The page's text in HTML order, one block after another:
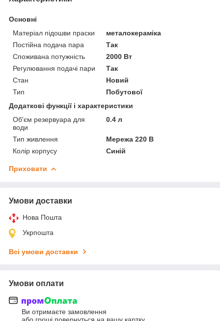
Основні
Матеріал підошви праски
металокераміка
Постійна подача пара
Так
Споживана потужність
2000 Вт
Регулювання подачі пари
Так
Стан
Новий
Тип
Побутової
Додаткові функції і характеристики
Об'єм резервуара для
води
0.4 л
Тип живлення
Мережа 220 В
Колір корпусу
Синій
Приховати
Умови доставки
Нова Пошта
Укрпошта
Всі умови доставки
Умови оплати
Ви отримаєте замовлення